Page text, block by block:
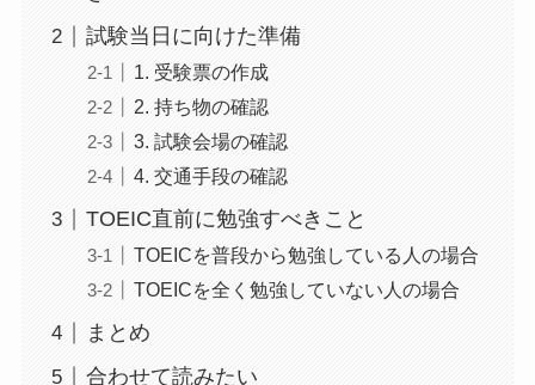
試験当日に向けた準備
1. 受験票の作成
2. 持ち物の確認
3. 試験会場の確認
4. 交通手段の確認
TOEIC直前に勉強すべきこと
TOEICを普段から勉強している人の場合
TOEICを全く勉強していない人の場合
まとめ
合わせて読みたい